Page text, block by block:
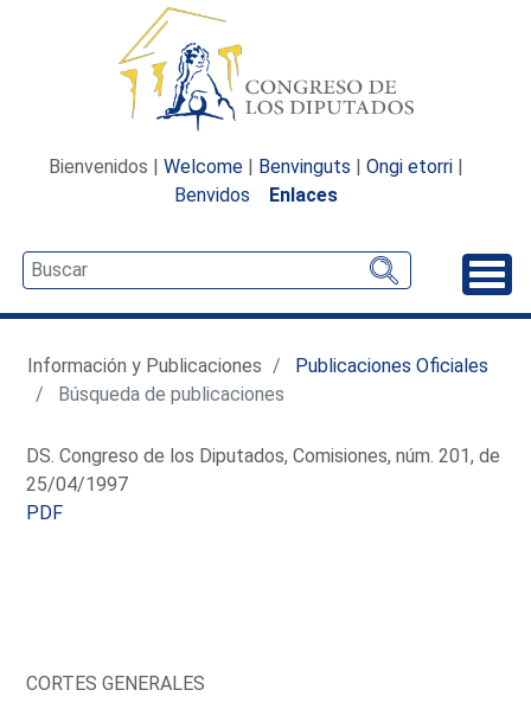
Bienvenidos | Welcome | Benvinguts | Ongi etorri |
Benvidos
Enlaces
Información y Publicaciones
Publicaciones Oficiales
Búsqueda de publicaciones
DS. Congreso de los Diputados, Comisiones, núm. 201, de
25/04/1997
PDF
CORTES GENERALES